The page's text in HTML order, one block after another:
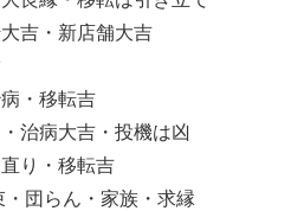
吉・新店舗大吉
・移転吉
治病大吉・投機は凶
り・移転吉
・団らん・家族・求縁